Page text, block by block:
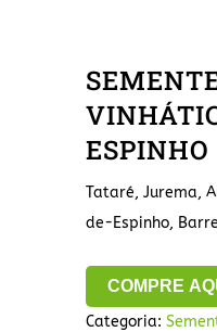
ESPINHO
Tataré, Jurema,
de-Espinho,
COMPRE
Categoria: